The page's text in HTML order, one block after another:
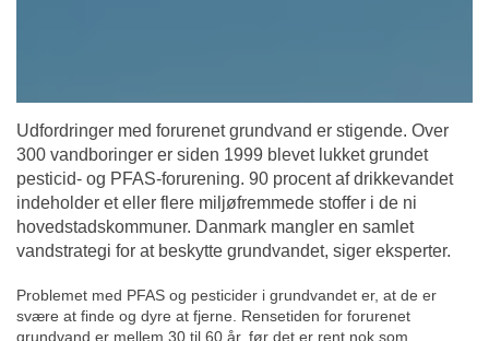
Udfordringer med forurenet grundvand er stigende. Over
300 vandboringer er siden 1999 blevet lukket grundet
pesticid- og PFAS-forurening. 90 procent af drikkevandet
indeholder et eller flere miljøfremmede stoffer i de ni
hovedstadskommuner. Danmark mangler en samlet
vandstrategi for at beskytte grundvandet, siger eksperter.
Problemet med PFAS og pesticider i grundvandet er, at de er
svære at finde og dyre at fjerne. Rensetiden for forurenet
grundvand er mellem 30 til 60 år, før det er rent nok som